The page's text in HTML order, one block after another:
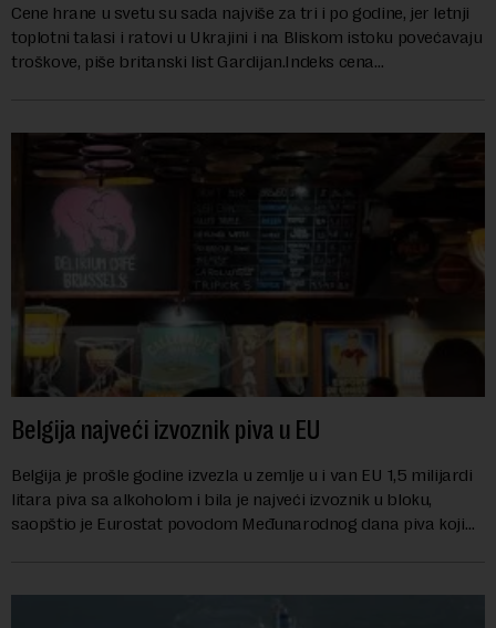
Cene hrane u svetu su sada najviše za tri i po godine, jer letnji
toplotni talasi i ratovi u Ukrajini i na Bliskom istoku povećavaju
troškove, piše britanski list Gardijan.Indeks cena
Belgija najveći izvoznik piva u EU
Belgija je prošle godine izvezla u zemlje u i van EU 1,5 milijardi
litara piva sa alkoholom i bila je najveći izvoznik u bloku,
saopštio je Eurostat povodom Međunarodnog dana piva koji